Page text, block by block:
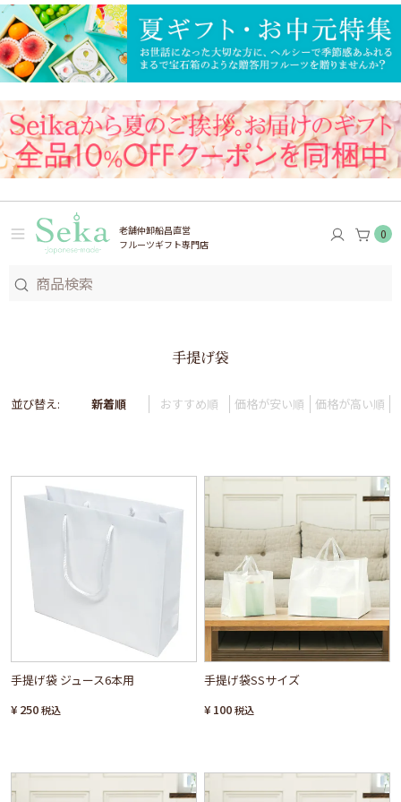
老舗仲卸船昌直営
フルーツギフト専門店
0
手提げ袋
並び替え 新着順 おすすめ順 価格が安い順 価格が高い順
手提げ袋 ジュース6本用
¥ 250 税込
手提げ袋SSサイズ
¥ 100 税込